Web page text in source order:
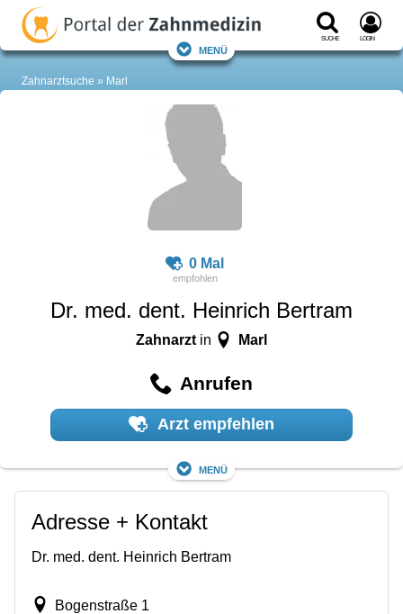
Suche Login
Menü
Zahnarztsuche Marl
0 Mal
Dr. med. dent. Heinrich Bertram
Zahnarzt in Marl
Anrufen
Arzt empfehlen
Menü
Adresse + Kontakt
Dr. med. dent. Heinrich Bertram
Bogenstraße 1